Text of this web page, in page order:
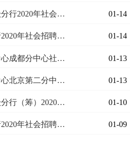
中国民生银行舟山二级分行2020年社会招聘启事 01-14
中国民生银行大连分行2020年社会招聘启事 01-14
中国民生银行信用卡中心成都分中心社会招聘公告 01-13
中国民生银行信用卡中心北京第二分中心2020年社会招聘公告 01-13
中国民生银行九江二级分行（筹）2020年诚聘英才公告 01-10
中国民生银行重庆分行2020年社会招聘启事 01-09